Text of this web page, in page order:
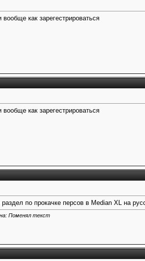
как зарегестрироваться
как зарегестрироваться
по прокачке персов в Median XL на
Поменял текст